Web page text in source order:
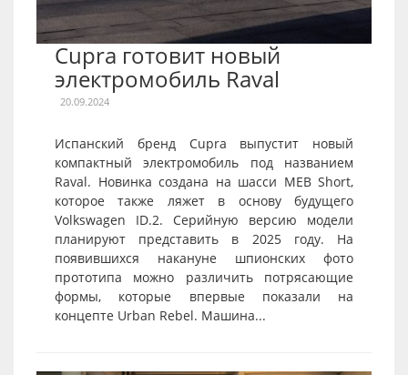
Cupra готовит новый
электромобиль Raval
20.09.2024
Испанский бренд Cupra выпустит новый
компактный электромобиль под названием
Raval. Новинка создана на шасси MEB Short,
которое также ляжет в основу будущего
Volkswagen ID.2. Серийную версию модели
планируют представить в 2025 году. На
появившихся накануне шпионских фото
прототипа можно различить потрясающие
формы, которые впервые показали на
концепте Urban Rebel. Машина...